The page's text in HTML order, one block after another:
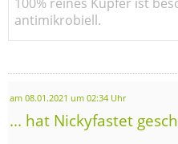
antimikrobiell.
am 08.01.2021 um 02:34 Uhr
... hat Nickyfastet